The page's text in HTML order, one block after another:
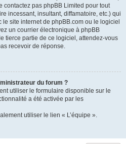
contactez pas phpBB Limited pour tout
incessant, insultant, diffamatoire, etc.) qui
site internet de phpBB.com ou le logiciel
un courrier électronique à phpBB
tierce partie de ce logiciel, attendez-vous
recevoir de réponse.
du forum ?
utiliser le formulaire disponible sur le
a été activée par les
utiliser le lien « L’équipe ».